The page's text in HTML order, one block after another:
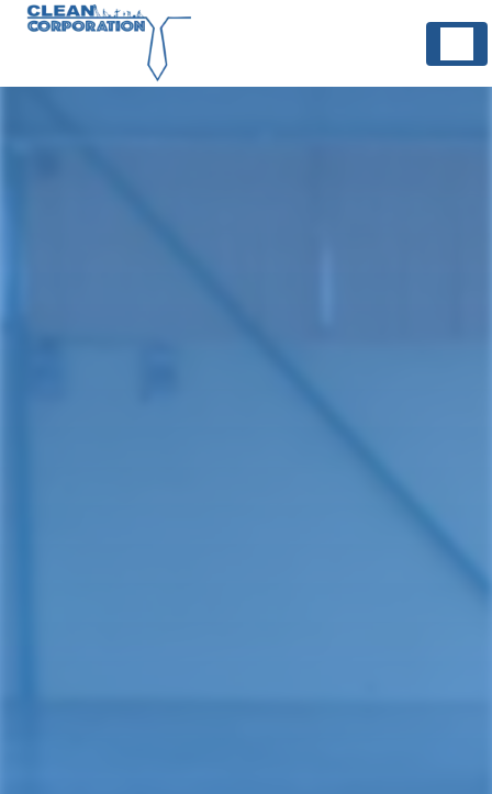
Panneau de gestion des cookies